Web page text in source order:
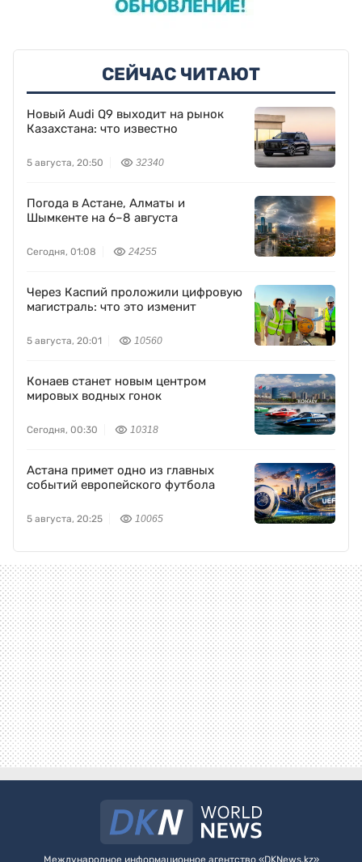
СЕЙЧАС ЧИТАЮТ
Новый Audi Q9 выходит на рынок
Казахстана: что известно
5 августа, 20:50 32340
Погода в Астане, Алматы и
Шымкенте на 6–8 августа
Сегодня, 01:08 24255
Через Каспий проложили цифровую
магистраль: что это изменит
5 августа, 20:01 10560
Конаев станет новым центром
мировых водных гонок
Сегодня, 00:30 10318
Астана примет одно из главных
событий европейского футбола
5 августа, 20:25 10065
Международное информационное агентство «DKNews.kz»